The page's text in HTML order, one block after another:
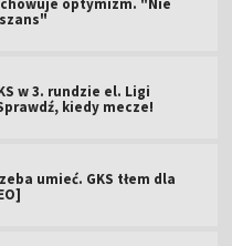
w 3. rundzie el. Ligi
kiedy mecze!
umieć. GKS tłem dla